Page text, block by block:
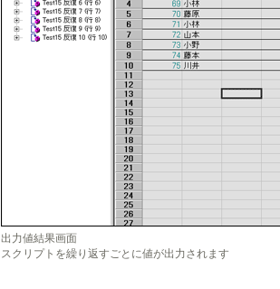
出力値結果画面
スクリプトを繰り返すごとに値が出力されます